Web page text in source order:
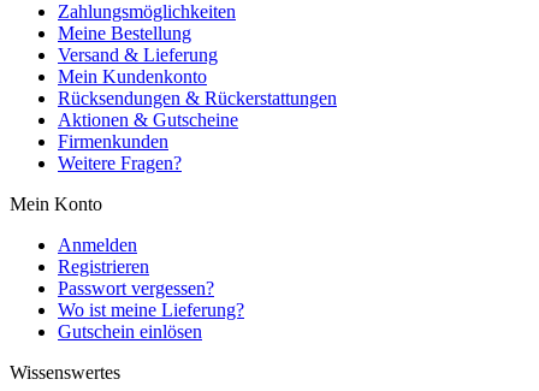
Zahlungsmöglichkeiten
Meine Bestellung
Versand & Lieferung
Mein Kundenkonto
Rücksendungen & Rückerstattungen
Aktionen & Gutscheine
Firmenkunden
Weitere Fragen?
Mein Konto
Anmelden
Registrieren
Passwort vergessen?
Wo ist meine Lieferung?
Gutschein einlösen
Wissenswertes